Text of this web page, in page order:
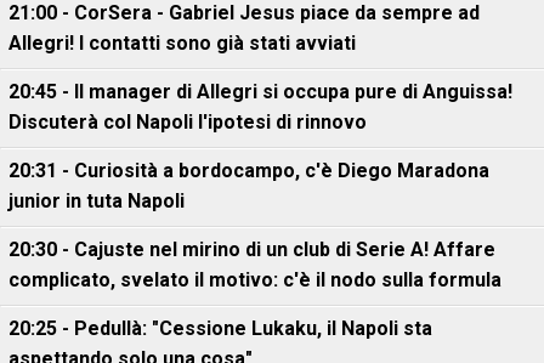
21:00 - CorSera - Gabriel Jesus piace da sempre ad
Allegri! I contatti sono già stati avviati
20:45 - Il manager di Allegri si occupa pure di Anguissa!
Discuterà col Napoli l'ipotesi di rinnovo
20:31 - Curiosità a bordocampo, c'è Diego Maradona
junior in tuta Napoli
20:30 - Cajuste nel mirino di un club di Serie A! Affare
complicato, svelato il motivo: c'è il nodo sulla formula
20:25 - Pedullà: "Cessione Lukaku, il Napoli sta